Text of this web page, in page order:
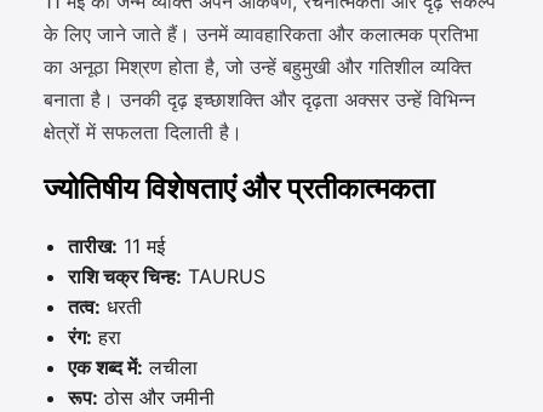
के लिए जाने जाते हैं। उनमें व्यावहारिकता और कलात्मक प्रतिभा
का अनूठा मिश्रण होता है, जो उन्हें बहुमुखी और गतिशील व्यक्ति
बनाता है। उनकी दृढ़ इच्छाशक्ति और दृढ़ता अक्सर उन्हें विभिन्न
क्षेत्रों में सफलता दिलाती है।
ज्योतिषीय विशेषताएं और प्रतीकात्मकता
तारीख: 11 मई
राशि चक्र चिन्ह: TAURUS
तत्व: धरती
रंग: हरा
एक शब्द में: लचीला
रूप: ठोस और जमीनी